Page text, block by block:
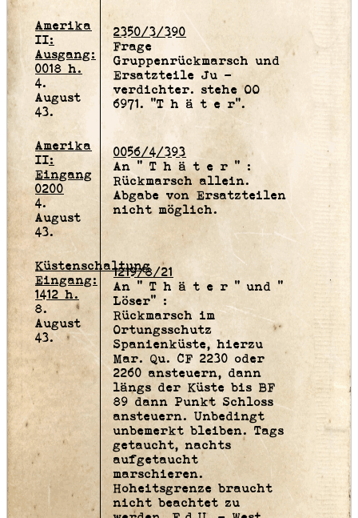
Amerika
II:
Ausgang:
0018 h.
4.
August
43.
2350/3/390
Frage
Gruppenrückmarsch und
Ersatzteile Ju -
verdichter. stehe OO
6971. "T h ä t e r".
Amerika
II:
Eingang
0200
4.
August
43.
0056/4/393
An " T h ä t e r " :
Rückmarsch allein.
Abgabe von Ersatzteilen
nicht möglich.
Küstenschaltung
Eingang:
1412 h.
8.
August
43.
1219/8/21
An " T h ä t e r " und "
Löser" :
Rückmarsch im
Ortungsschutz
Spanienküste, hierzu
Mar. Qu. CF 2230 oder
2260 ansteuern, dann
längs der Küste bis BF
89 dann Punkt Schloss
ansteuern. Unbedingt
unbemerkt bleiben. Tags
getaucht, nachts
aufgetaucht
marschieren.
Hoheitsgrenze braucht
nicht beachtet zu